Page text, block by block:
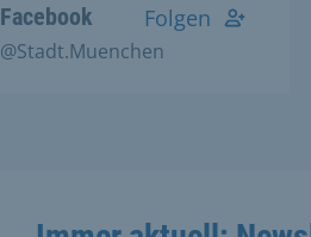
Facebook
@Stadt.Muenchen
Folgen